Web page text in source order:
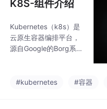
K8S-组件介绍
Kubernetes（k8s）是
云原生容器编排平台，
源自Google的Borg系
单机运行的痛点，提供
#kubernetes #容器